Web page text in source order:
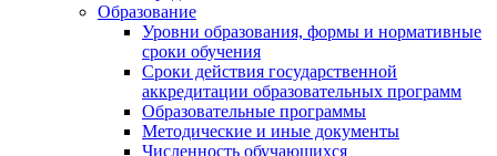
Образование
Уровни образования, формы и нормативные
сроки обучения
Сроки действия государственной
аккредитации образовательных программ
Образовательные программы
Методические и иные документы
Численность обучающихся